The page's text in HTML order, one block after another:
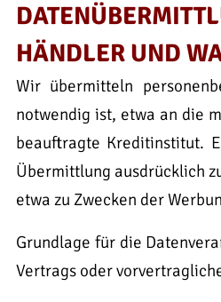
HÄNDLER UND
Wir übermitteln
notwendig ist, etwa an die
beauftragte Kreditinstitut.
Übermittlung ausdrücklich
etwa zu Zwecken der
Grundlage für die
Vertrags oder